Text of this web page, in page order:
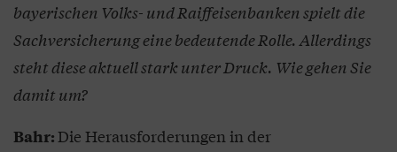
bayerischen Volks- und Raiffeisenbanken spielt die
Sachversicherung eine bedeutende Rolle. Allerdings
steht diese aktuell stark unter Druck. Wie gehen Sie
damit um?
Bahr:Die Herausforderungen in der